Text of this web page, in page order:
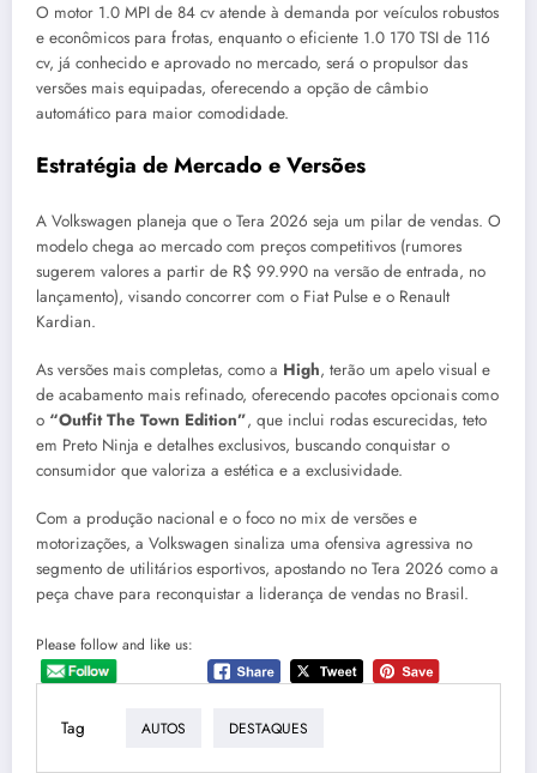
O motor 1.0 MPI de 84 cv atende à demanda por veículos robustos
e econômicos para frotas, enquanto o eficiente 1.0 170 TSI de 116
cv, já conhecido e aprovado no mercado, será o propulsor das
versões mais equipadas, oferecendo a opção de câmbio
automático para maior comodidade.
Estratégia de Mercado e Versões
A Volkswagen planeja que o Tera 2026 seja um pilar de vendas. O
modelo chega ao mercado com preços competitivos (rumores
sugerem valores a partir de R$ 99.990 na versão de entrada, no
lançamento), visando concorrer com o Fiat Pulse e o Renault
Kardian.
As versões mais completas, como a High, terão um apelo visual e
de acabamento mais refinado, oferecendo pacotes opcionais como
o “Outfit The Town Edition”, que inclui rodas escurecidas, teto
em Preto Ninja e detalhes exclusivos, buscando conquistar o
consumidor que valoriza a estética e a exclusividade.
Com a produção nacional e o foco no mix de versões e
motorizações, a Volkswagen sinaliza uma ofensiva agressiva no
segmento de utilitários esportivos, apostando no Tera 2026 como a
peça chave para reconquistar a liderança de vendas no Brasil.
Please follow and like us:
Tag AUTOS DESTAQUES